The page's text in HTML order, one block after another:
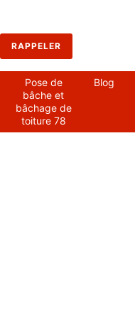
Pose de
bâche et
bâchage de
toiture 78
Blog